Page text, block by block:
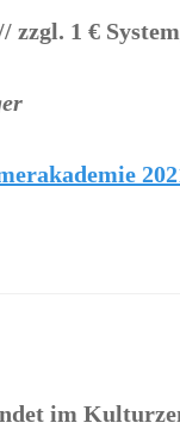
zzgl. 1 €
im